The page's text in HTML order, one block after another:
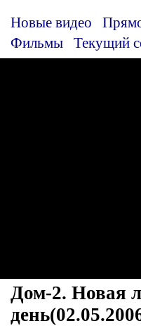
Новые видео
Фильмы
Текущий
Дом-2. Новая